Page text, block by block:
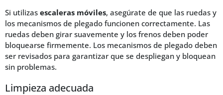
Si utilizas escaleras móviles, asegúrate de que las ruedas y
los mecanismos de plegado funcionen correctamente. Las
ruedas deben girar suavemente y los frenos deben poder
bloquearse firmemente. Los mecanismos de plegado deben
ser revisados para garantizar que se despliegan y bloquean
sin problemas.
Limpieza adecuada